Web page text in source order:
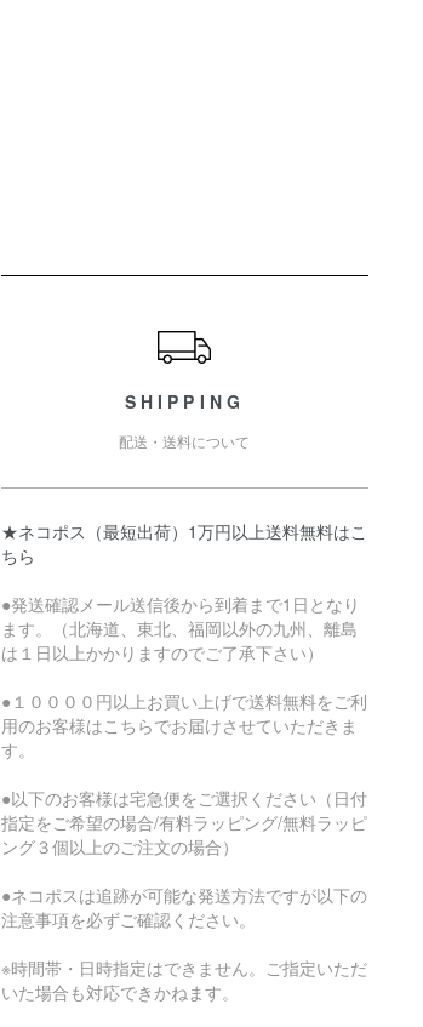
SHIPPING
配送・送料について
★ネコポス（最短出荷）1万円以上送料無料はこ
ちら
●発送確認メール送信後から到着まで1日となり
ます。（北海道、東北、福岡以外の九州、離島
は１日以上かかりますのでご了承下さい）
●１００００円以上お買い上げで送料無料をご利
用のお客様はこちらでお届けさせていただきま
す。
●以下のお客様は宅急便をご選択ください（日付
指定をご希望の場合/有料ラッピング/無料ラッピ
ング３個以上のご注文の場合）
●ネコポスは追跡が可能な発送方法ですが以下の
注意事項を必ずご確認ください。
※時間帯・日時指定はできません。ご指定いただ
いた場合も対応できかねます。